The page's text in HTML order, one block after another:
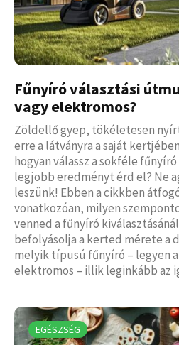
Fűnyíró választási
vagy elektromos?
Zöldellő gyep, tökéletesen
erre a látványra a saját
hogyan válassz a sokféle
legjobb eredményt érd el? Ne
leszünk! Ebben a cikkben
vonatkozóan, milyen
venned a fűnyíró
befolyásolja a kerted mérete a
melyik típusú fűnyíró – legyen
elektromos – illik leginkább az
EGÉSZSÉG